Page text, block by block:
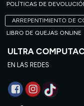
POLÍTICAS DE
ARREPENTIMIENTO DE
LIBRO DE QUEJAS ONLINE
ULTRA
EN LAS REDES